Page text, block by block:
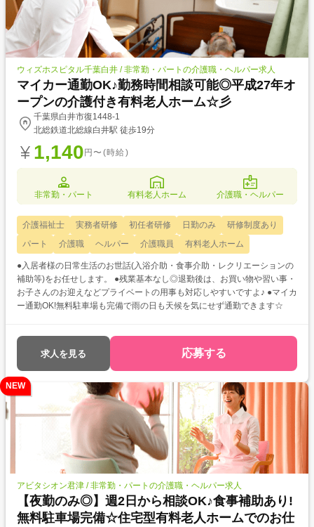
ウィズホスピタル千葉白井 / 非常勤・パートの介護職・ヘルパー求人
マイカー通勤OK♪勤務時間相談可能◎平成27年オ
ープンの介護付き有料老人ホーム☆彡
千葉県白井市復1448-1
北総鉄道北総線白井駅 徒歩19分
1,140 円〜(時給)
非常勤・パート 有料老人ホーム 介護職・ヘルパー
介護福祉士 実務者研修 初任者研修 日勤のみ
研修制度あり
パート
介護職 ヘルパー 介護職員 有料老人ホーム
●入居者様の日常生活のお世話(入浴介助・食事介助・レクリエーションの
補助等)をお任せします。 ●残業基本なし◎退勤後は、お買い物や習い事・
お子さんのお迎えなどプライベートの用事も対応しやすいですよ♪ ●マイカ
ー通勤OK!無料駐車場も完備で雨の日も天候を気にせず通勤できます☆
求人を見る 応募する
NEW
アビタシオン君津 / 非常勤・パートの介護職・ヘルパー求人
【夜勤のみ◎】週2日から相談OK♪食事補助あり!
無料駐車場完備☆住宅型有料老人ホームでのお仕